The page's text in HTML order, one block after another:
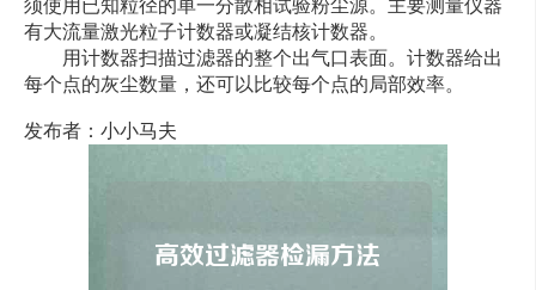
须使用已知粒径的单一分散相试验粉尘源。主要测量仪器
有大流量激光粒子计数器或凝结核计数器。
用计数器扫描过滤器的整个出气口表面。计数器给出
每个点的灰尘数量，还可以比较每个点的局部效率。
发布者：小小马夫